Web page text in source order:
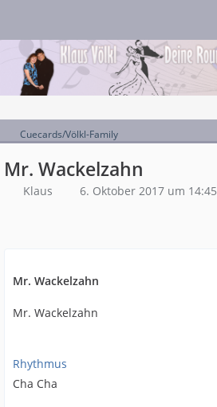
Cuecards/Völkl-Family
Mr. Wackelzahn
Klaus 6. Oktober 2017 um 14:45
Mr. Wackelzahn
Mr. Wackelzahn
Rhythmus
Cha Cha